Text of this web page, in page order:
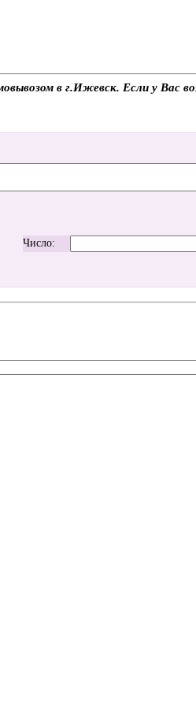
в г.Ижевск. Если у Вас
Число: